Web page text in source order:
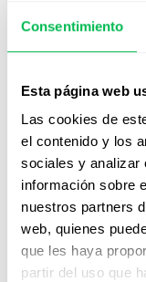
Consentimiento
Esta página web
Las cookies de
el contenido y los
sociales y analizar
información sobre
nuestros partners
web, quienes
que les haya
partir del uso que
¿Quieres
criterios?
Elegir unsoftware
tecnología: es
impacta
experiencia del
En PeopleForce
desde el área de
plataforma que se